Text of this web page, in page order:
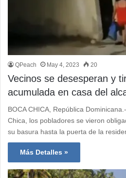
QPeach May 4, 2023 20
Vecinos se desesperan y
acumulada en casa del
BOCA CHICA, República
Chica, los pobladores se vieron
su basura hasta la puerta de la
Más Detalles »